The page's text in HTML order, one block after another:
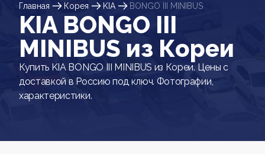
Главная Корея KIA BONGO III MINIBUS
KIA BONGO III
MINIBUS из Кореи
Купить KIA BONGO III MINIBUS из Кореи. Цены с
доставкой в Россию под ключ. Фотографии,
характеристики.